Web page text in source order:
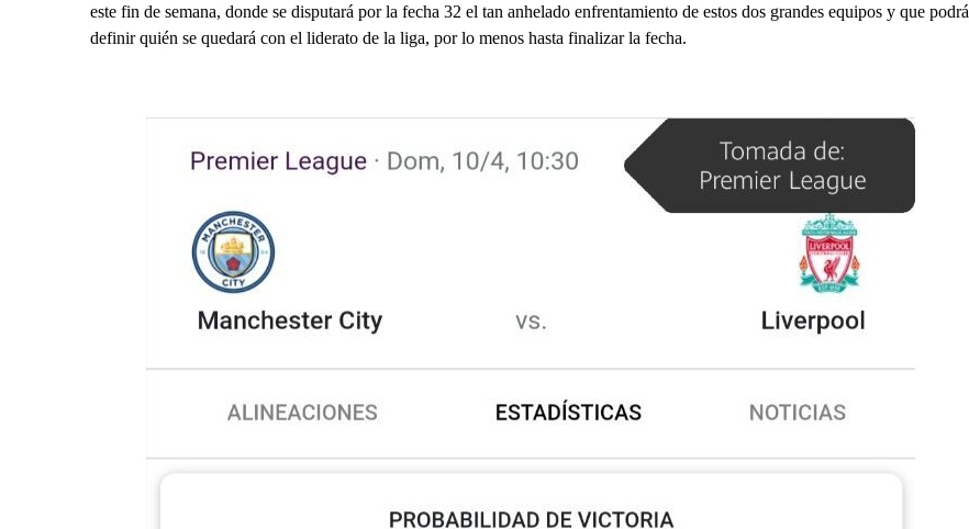
este fin de semana, donde se disputará por la fecha 32 el tan anhelado enfrentamiento de estos dos grandes equipos y que podrá
definir quién se quedará con el liderato de la liga, por lo menos hasta finalizar la fecha.